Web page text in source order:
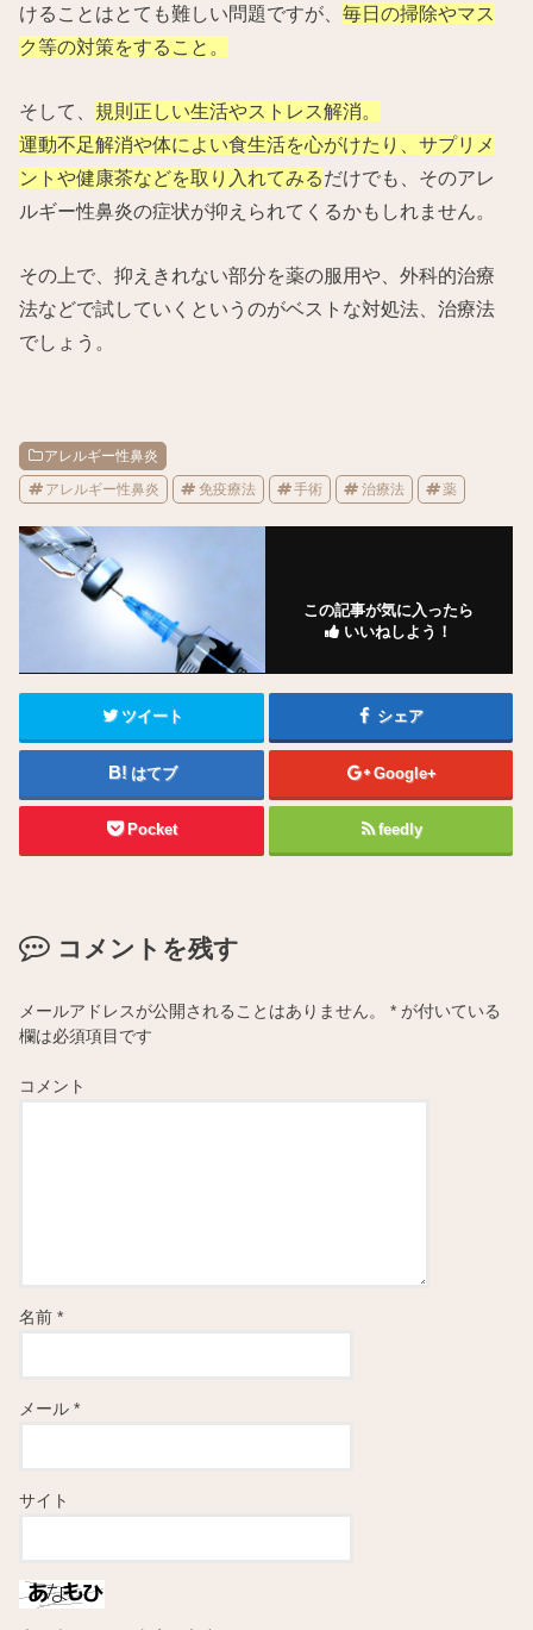
けることはとても難しい問題ですが、毎日の掃除やマス
ク等の対策をすること。
そして、 規則正しい生活やストレス解消。
運動不足解消や体によい食生活を心がけたり、サプリメ
ントや健康茶などを取り入れてみるだけでも、そのアレ
ルギー性鼻炎の症状が抑えられてくるかもしれません。
その上で、抑えきれない部分を薬の服用や、外科的治療
法などで試していくというのがベストな対処法、治療法
でしょう。
アレルギー性鼻炎
アレルギー性鼻炎 免疫療法 手術 治療法 薬
この記事が気に入ったら
いいねしよう！
ツイート シェア
はてブ Google+
Pocket feedly
コメントを残す
メールアドレスが公開されることはありません。 * が付いている
欄は必須項目です
コメント
名前*
メール*
サイト